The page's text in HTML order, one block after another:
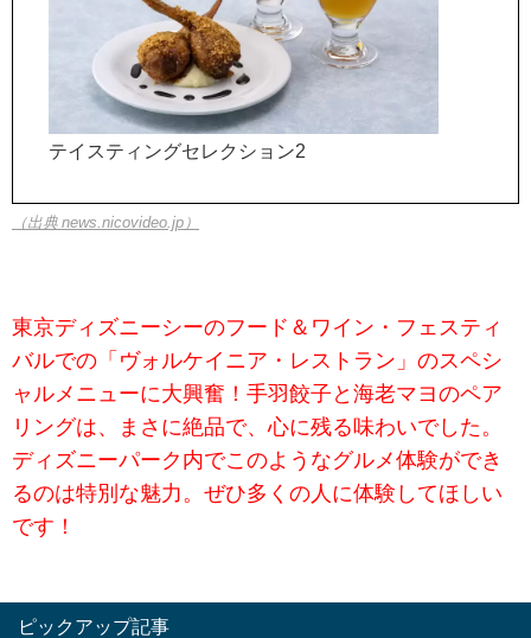
テイスティングセレクション2
（出典 news.nicovideo.jp）
東京ディズニーシーのフード＆ワイン・フェスティ
バルでの「ヴォルケイニア・レストラン」のスペシ
ャルメニューに大興奮！手羽餃子と海老マヨのペア
リングは、まさに絶品で、心に残る味わいでした。
ディズニーパーク内でこのようなグルメ体験ができ
るのは特別な魅力。ぜひ多くの人に体験してほしい
です！
ピックアップ記事